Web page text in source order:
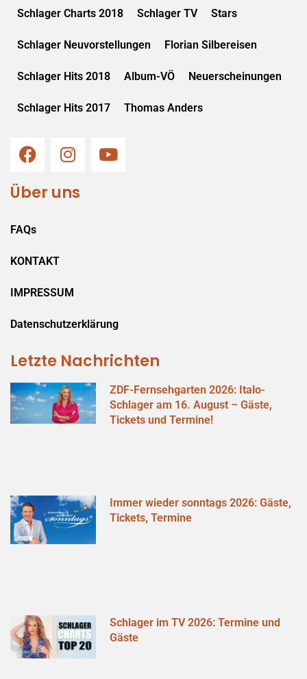
Schlager Charts 2018 Schlager TV Stars
Schlager Neuvorstellungen Florian Silbereisen
Schlager Hits 2018 Album-VÖ Neuerscheinungen
Schlager Hits 2017 Thomas Anders
Über uns
FAQs
KONTAKT
IMPRESSUM
Datenschutzerklärung
Letzte Nachrichten
ZDF-Fernsehgarten 2026: Italo-
Schlager am 16. August – Gäste,
Tickets und Termine!
Immer wieder sonntags 2026: Gäste,
Tickets, Termine
Schlager im TV 2026: Termine und
Gäste